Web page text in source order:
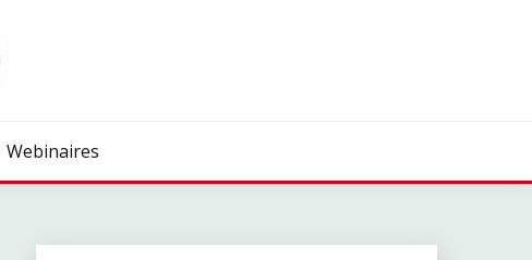
Webinaires